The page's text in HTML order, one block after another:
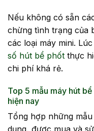
Nếu không có sẵn
chừng tình trạng của
các loại máy mini.
số hút bể phốt thực
chi phí khá rẻ.
Top 5 mẫu máy hút
hiện nay
Tổng hợp những
dụng, được mua và